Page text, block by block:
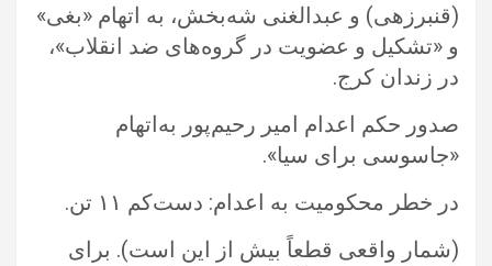
(قنبرزهی) و عبدالغنی شه‌بخش، به اتهام «بغی»
و ‏‏«تشکیل و عضویت در گروه‌های ضد انقلاب»،
در زندان کرج.‏
صدور حکم اعدام امیر رحیم‌پور به‌اتهام
«جاسوسی برای سیا».‏
در خطر محکومیت به اعدام: دست‌کم ۱۱ تن. ‏
‏(شمار واقعی قطعاً بیش از این است). برای